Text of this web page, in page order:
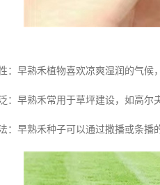
：早熟禾植物喜欢凉爽湿润的气候
：早熟禾常用于草坪建设，如高尔
：早熟禾种子可以通过撒播或条播